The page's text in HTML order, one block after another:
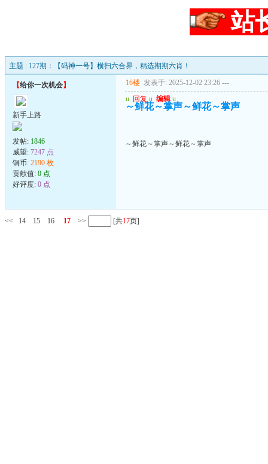
站
主题 : 127期：【码神一号】横扫六合界，精选期期六肖！
【给你一次机会】
新手上路
发帖: 1846
威望: 7247 点
铜币: 2190 枚
贡献值: 0 点
好评度: 0 点
16楼 发表于: 2025-12-02 23:26 ---
u 回复 u 编辑 u
～鲜花～掌声～鲜花～掌声
～鲜花～掌声～鲜花～掌声
<< 14 15 16 17 >> [共17页]